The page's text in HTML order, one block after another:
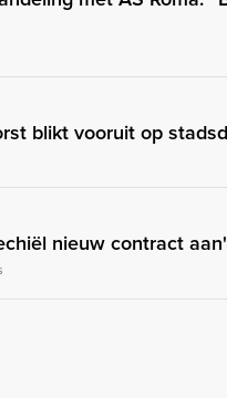
blikt vooruit op
nieuw contract aan'